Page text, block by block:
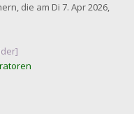
die am Di 7. Apr 2026,